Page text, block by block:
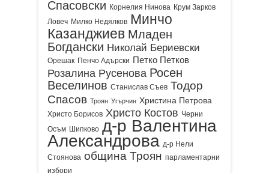
Спасовски Корнелия Нинова Крум Зарков
Ловеч Милко Недялков Минчо
Казанджиев Младен
Богдански Николай Бериевски
Орешак Пенчо Адърски Петко Петков
Розалина Русенова Росен
Веселинов Станислав Съев Тодор
Спасов Троян Угърчин Христина Петрова
Христо Борисов Христо Костов Черни
Осъм
Шипково д-р Валентина
Александрова д-р Нели
Стоянова община Троян парламентарни
избори